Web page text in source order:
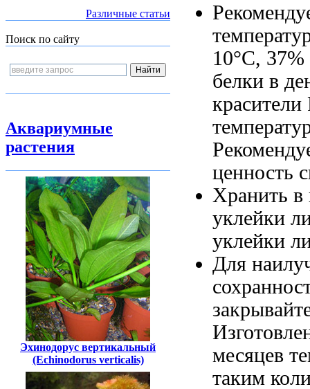
Различные статьи
Поиск по сайту
Аквариумные
растения
Эхинодорус вертикальный
(Echinodorus verticalis)
10°C, 37%
белки в
красители
ценность
Хранить в
уклейки
уклейки
Для
месяцев
таким